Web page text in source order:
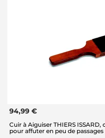
94,99 €
Cuir à Aiguiser THIERS
pour affuter en peu de passages